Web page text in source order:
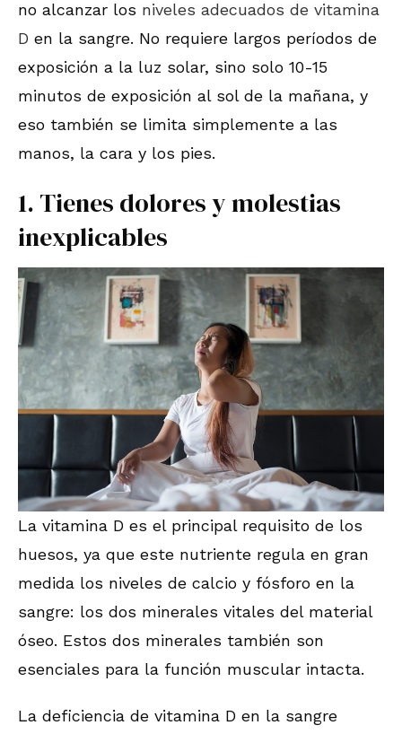
no alcanzar los niveles adecuados de vitamina
D en la sangre. No requiere largos períodos de
exposición a la luz solar, sino solo 10-15
minutos de exposición al sol de la mañana, y
eso también se limita simplemente a las
manos, la cara y los pies.
1. Tienes dolores y molestias
inexplicables
La vitamina D es el principal requisito de los
huesos, ya que este nutriente regula en gran
medida los niveles de calcio y fósforo en la
sangre: los dos minerales vitales del material
óseo. Estos dos minerales también son
esenciales para la función muscular intacta.
La deficiencia de vitamina D en la sangre